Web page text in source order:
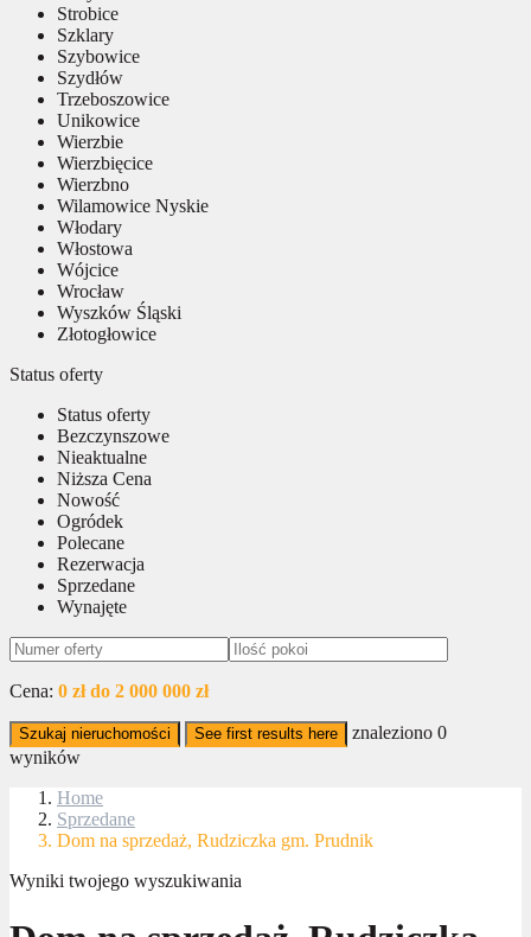
Strobice
Szklary
Szybowice
Szydłów
Trzeboszowice
Unikowice
Wierzbie
Wierzbięcice
Wierzbno
Wilamowice Nyskie
Włodary
Włostowa
Wójcice
Wrocław
Wyszków Śląski
Złotogłowice
Status oferty
Status oferty
Bezczynszowe
Nieaktualne
Niższa Cena
Nowość
Ogródek
Polecane
Rezerwacja
Sprzedane
Wynajęte
Cena: 0 zł do 2 000 000 zł
Szukaj nieruchomości See first results here znaleziono 0
wyników
Home
Sprzedane
Dom na sprzedaż, Rudziczka gm. Prudnik
Wyniki twojego wyszukiwania